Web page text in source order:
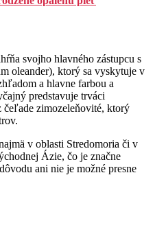
svojho hlavného zástupcu s
oleander), ktorý sa vyskytuje v
a hlavne farbou a
predstavuje trváci
čeľade zimozeleňovité, ktorý
v oblasti Stredomoria či v
Ázie, čo je značne
ani nie je možné presne